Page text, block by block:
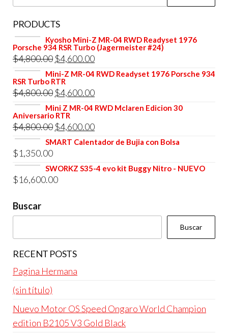
PRODUCTS
Kyosho Mini-Z MR-04 RWD Readyset 1976
Porsche 934 RSR Turbo (Jagermeister #24)
$4,800.00 El
precio
original
era:
$4,800.00.
$4,600.00El
precio
es:
$4,600.00.
Mini-Z MR-04 RWD Readyset 1976 Porsche 934
RSR Turbo RTR
$4,800.00 El
precio
original
era:
$4,800.00.
$4,600.00El
precio
es:
$4,600.00.
Mini Z MR-04 RWD Mclaren Edicion 30
Aniversario RTR
$4,800.00 El
precio
era:
$4,800.00.
$4,600.00El
precio
es:
SMART Calentador de Bujia con Bolsa
$1,350.00
SWORKZ S35-4 evo kit Buggy Nitro - NUEVO
$16,600.00
Buscar
Buscar
RECENT POSTS
Pagina Hermana
(sin título)
Nuevo Motor OS Speed Ongaro World Champion
edition B2105 V3 Gold Black